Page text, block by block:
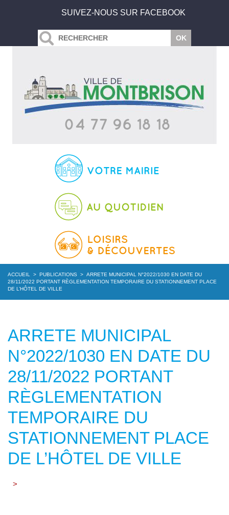
SUIVEZ-NOUS SUR FACEBOOK
ACCUEIL > PUBLICATIONS > ARRETE MUNICIPAL N°2022/1030 EN DATE DU
28/11/2022 PORTANT RÈGLEMENTATION TEMPORAIRE DU STATIONNEMENT PLACE
DE L’HÔTEL DE VILLE
ARRETE MUNICIPAL
N°2022/1030 EN DATE DU
28/11/2022 PORTANT
RÈGLEMENTATION
TEMPORAIRE DU
STATIONNEMENT PLACE
DE L’HÔTEL DE VILLE
>